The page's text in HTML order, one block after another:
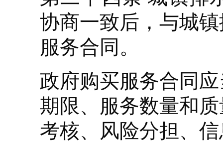
协商一致后，与城
服务合同。
政府购买服务合同
期限、服务数量和
考核、风险分担、